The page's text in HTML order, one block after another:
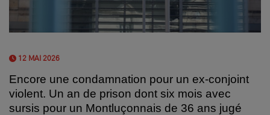
12 MAI 2026
Encore une condamnation pour un ex-conjoint
violent. Un an de prison dont six mois avec
sursis pour un Montluçonnais de 36 ans jugé